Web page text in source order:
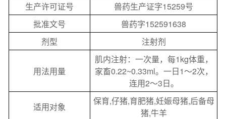
生产许可证号
兽药生产证字15259号
批准文号
兽药字152591638
剂型
注射剂
用法用量
肌内注射：一次量，每1kg体重，
家畜0.22~0.33ml。一日1～2次，
连用2～3日。
适用对象
保育,仔猪,育肥猪,妊娠母猪,后备母
猪,牛羊